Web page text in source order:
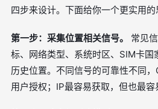
四步来设计。下面给你一个更实用的
第一步：采集位置相关信号。
常见
标、网络类型、系统时区、SIM卡国
历史位置。不同信号的可靠性不同
用户授权；IP最容易获取，但也最容